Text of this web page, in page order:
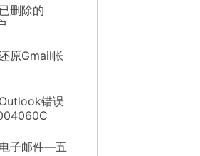
删除的
原Gmail帐
错误
子邮件—五